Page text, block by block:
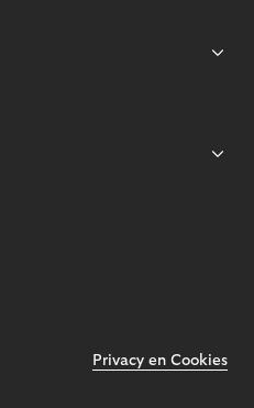
Privacy en Cookies